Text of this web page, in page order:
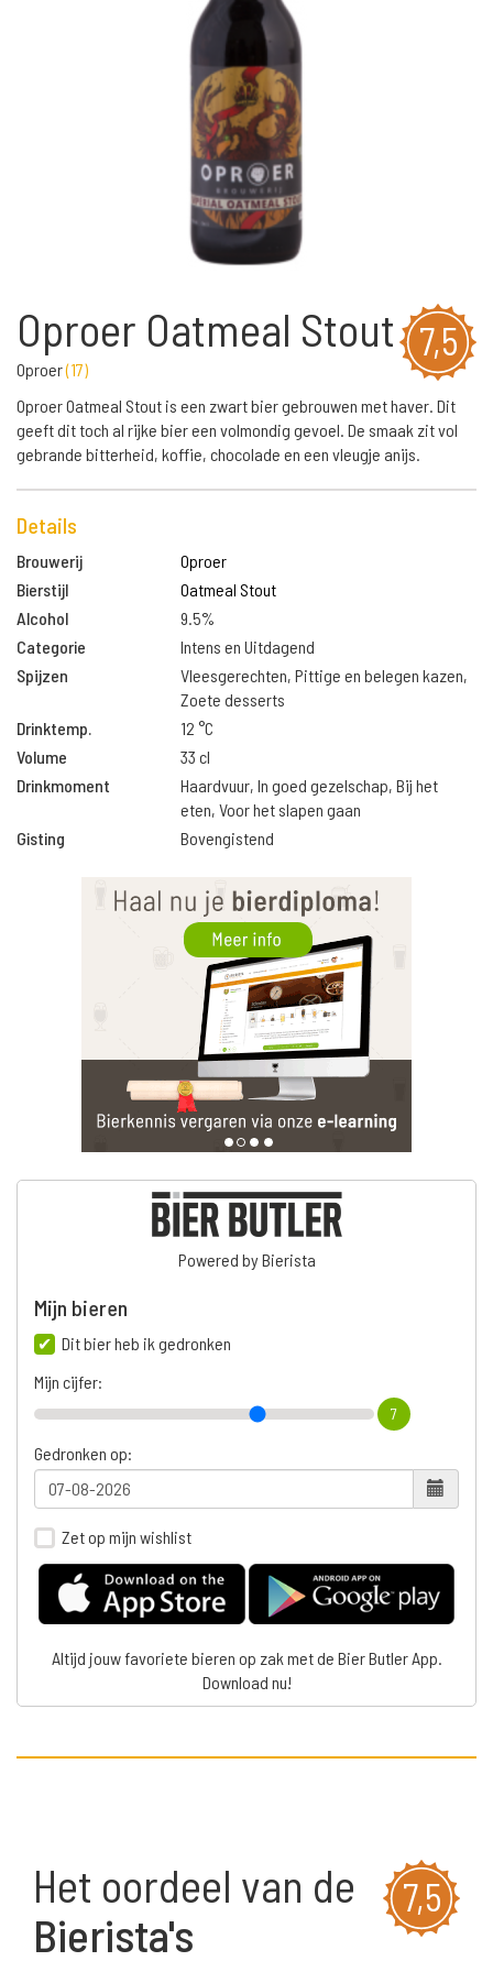
7,5
Oproer Oatmeal Stout
Oproer(17)
Oproer Oatmeal Stout is een zwart bier gebrouwen met haver. Dit
geeft dit toch al rijke bier een volmondig gevoel. De smaak zit vol
gebrande bitterheid, koffie, chocolade en een vleugje anijs.
Details
Brouwerij
Oproer
Bierstijl
Oatmeal Stout
Alcohol
9.5%
Categorie
Intens en Uitdagend
Spijzen
Vleesgerechten, Pittige en belegen kazen,
Zoete desserts
Drinktemp.
12 °C
Volume
33 cl
Drinkmoment
Haardvuur, In goed gezelschap, Bij het
eten, Voor het slapen gaan
Gisting
Bovengistend
Powered by Bierista
Mijn bieren
Dit bier heb ik gedronken
Mijn cijfer:
7
Gedronken op:
Zet op mijn wishlist
Altijd jouw favoriete bieren op zak met de Bier Butler App.
Download nu!
7,5
Het oordeel van de
Bierista's